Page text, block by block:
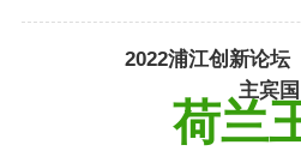
2022浦江创新论坛
主宾国
荷兰